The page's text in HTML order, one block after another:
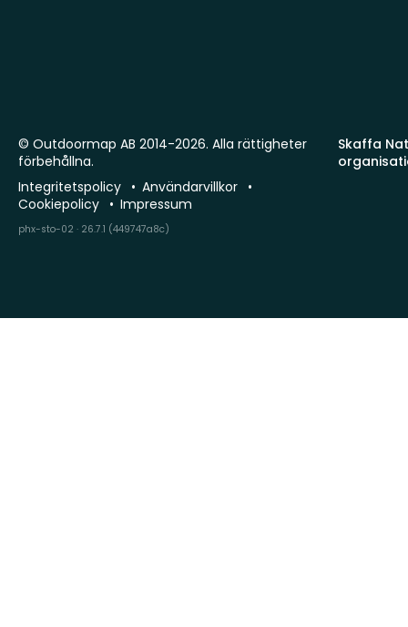
Skaffa
© Outdoormap AB 2014-2026. Alla rättigheter
förbehållna.
Integritetspolicy
Användarvillkor
Cookiepolicy
Impressum
phx-sto-02 · 26.7.1 (449747a8c)